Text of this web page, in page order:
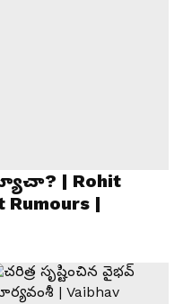
| Rohit
Rumours |